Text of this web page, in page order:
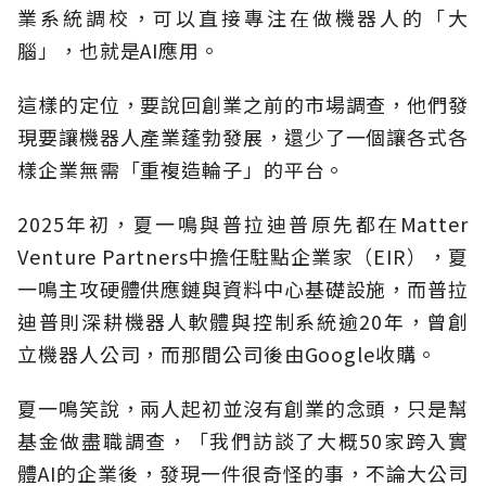
業系統調校，可以直接專注在做機器人的「大
腦」，也就是AI應用。
這樣的定位，要說回創業之前的市場調查，他們發
現要讓機器人產業蓬勃發展，還少了一個讓各式各
樣企業無需「重複造輪子」的平台。
2025年初，夏一鳴與普拉迪普原先都在Matter
Venture Partners中擔任駐點企業家（EIR），夏
一鳴主攻硬體供應鏈與資料中心基礎設施，而普拉
迪普則深耕機器人軟體與控制系統逾20年，曾創
立機器人公司，而那間公司後由Google收購。
夏一鳴笑說，兩人起初並沒有創業的念頭，只是幫
基金做盡職調查，「我們訪談了大概50家跨入實
體AI的企業後，發現一件很奇怪的事，不論大公司